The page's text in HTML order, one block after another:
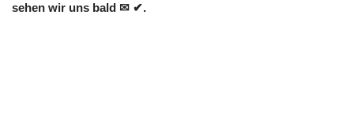
sehen wir uns bald ✉ ✔.